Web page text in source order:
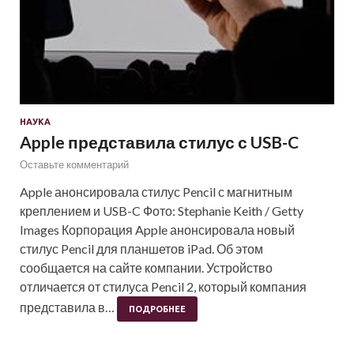
НАУКА
Apple представила стилус с USB-C
Оставьте комментарий
Apple анонсировала стилус Pencil с магнитным
креплением и USB-C Фото: Stephanie Keith / Getty
Images Корпорация Apple анонсировала новый
стилус Pencil для планшетов iPad. Об этом
сообщается на сайте компании. Устройство
отличается от стилуса Pencil 2, который компания
представила в…
ПОДРОБНЕЕ